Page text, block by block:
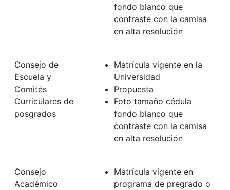
fondo blanco que
contraste con la camisa
en alta resolución
Consejo de
Escuela y
Comités
Curriculares de
posgrados
Matrícula vigente en la
Universidad
Propuesta
Foto tamaño cédula
fondo blanco que
contraste con la camisa
en alta resolución
Consejo
Académico
Matrícula vigente en
programa de pregrado o